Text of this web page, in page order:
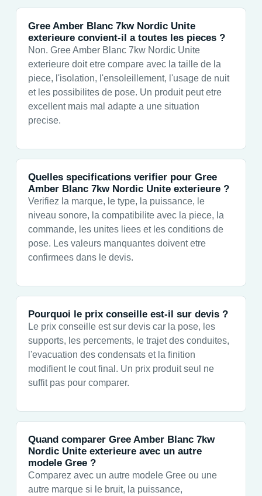
Gree Amber Blanc 7kw Nordic Unite
exterieure convient-il a toutes les pieces ?
Non. Gree Amber Blanc 7kw Nordic Unite
exterieure doit etre compare avec la taille de la
piece, l'isolation, l'ensoleillement, l'usage de nuit
et les possibilites de pose. Un produit peut etre
excellent mais mal adapte a une situation
precise.
Quelles specifications verifier pour Gree
Amber Blanc 7kw Nordic Unite exterieure ?
Verifiez la marque, le type, la puissance, le
niveau sonore, la compatibilite avec la piece, la
commande, les unites liees et les conditions de
pose. Les valeurs manquantes doivent etre
confirmees dans le devis.
Pourquoi le prix conseille est-il sur devis ?
Le prix conseille est sur devis car la pose, les
supports, les percements, le trajet des conduites,
l'evacuation des condensats et la finition
modifient le cout final. Un prix produit seul ne
suffit pas pour comparer.
Quand comparer Gree Amber Blanc 7kw
Nordic Unite exterieure avec un autre
modele Gree ?
Comparez avec un autre modele Gree ou une
autre marque si le bruit, la puissance,